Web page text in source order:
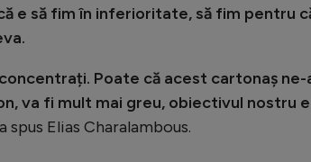
e să fim în inferioritate, să fim pentru
Poate că acest cartonaș ne-
va fi mult mai greu, obiectivul nostru
spus Elias Charalambous.